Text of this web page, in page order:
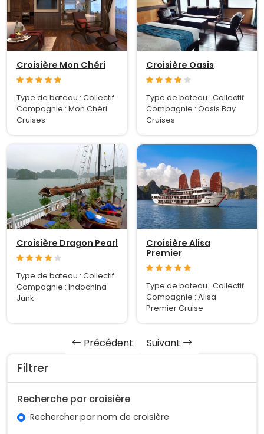
Filtrer
Recherche par croisière
Rechercher par nom de croisière
Croisière Mon Chéri
Type de bateau : Collectif
Compagnie : Mon Chéri
Cruises
Croisière Oasis
Type de bateau : Collectif
Compagnie : Oasis Bay
Cruises
Croisière Dragon Pearl
Type de bateau : Collectif
Compagnie : Indochina
Junk
Croisière Alisa
Premier
Type de bateau : Collectif
Compagnie : Alisa
Premier Cruise
Précédent Suivant